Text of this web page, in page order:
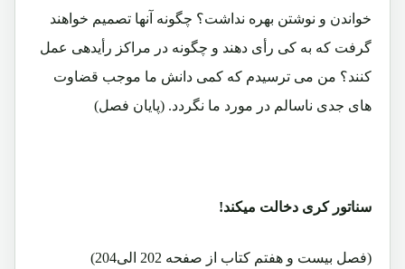
خواندن و نوشتن بهره نداشت؟ چگونه آنها تصمیم خواهند
گرفت که به کی رأی دهند و چگونه در مراکز رأیدهی عمل
کنند؟ من می ترسیدم که کمی دانش ما موجب قضاوت
های جدی ناسالم در مورد ما نگردد. (پایان فصل)
سناتور کری دخالت میکند!
(فصل بیست و هفتم کتاب از صفحه 202 الی204)